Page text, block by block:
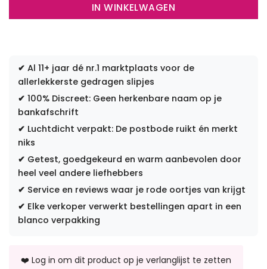
IN WINKELWAGEN
✔ Al 11+ jaar dé nr.1 marktplaats voor de
allerlekkerste gedragen slipjes
✔ 100% Discreet: Geen herkenbare naam op je
bankafschrift
✔ Luchtdicht verpakt: De postbode ruikt én merkt
niks
✔ Getest, goedgekeurd en warm aanbevolen door
heel veel andere liefhebbers
✔ Service en reviews waar je rode oortjes van krijgt
✔ Elke verkoper verwerkt bestellingen apart in een
blanco verpakking